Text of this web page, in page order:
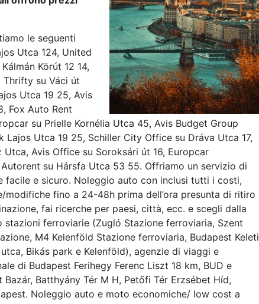
le seguenti
Utca 124, United
Körút 12 14,
Thrifty su Váci út
Utca 19 25, Avis
Fox Auto Rent
su Prielle Kornélia Utca 45, Avis Budget Group
Lajos Utca 19 25, Schiller City Office su Dráva Utca 17,
Avis Office su Soroksári út 16, Europcar
su Hársfa Utca 53 55. Offriamo un servizio di
facile e sicuro. Noleggio auto con inclusi tutti i costi,
modifiche fino a 24-48h prima dell’ora presunta di ritiro
fai ricerche per paesi, città, ecc. e scegli dalla
ferroviarie (Zugló Stazione ferroviaria, Szent
M4 Kelenföld Stazione ferroviaria, Budapest Keleti
Bikás park e Kelenföld), agenzie di viaggi e
di Budapest Ferihegy Ferenc Liszt 18 km, BUD e
Batthyány Tér M H, Petőfi Tér Erzsébet Híd,
Noleggio auto e moto economiche/ low cost a